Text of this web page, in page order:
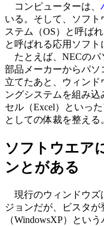
コンピューターは、
いる。そして、ソフ
ステム（OS）と呼ば
と呼ばれる応用ソフト
たとえば、NECのパ
部品メーカーからパ
立てたあと、ウィンド
ングシステムを組み込
セル（Excel）といっ
としての体裁を整える
ソフトウエア
ンとがある
現行のウィンドウズ
ジョンだが、ビスタが
（WindowsXP）とい